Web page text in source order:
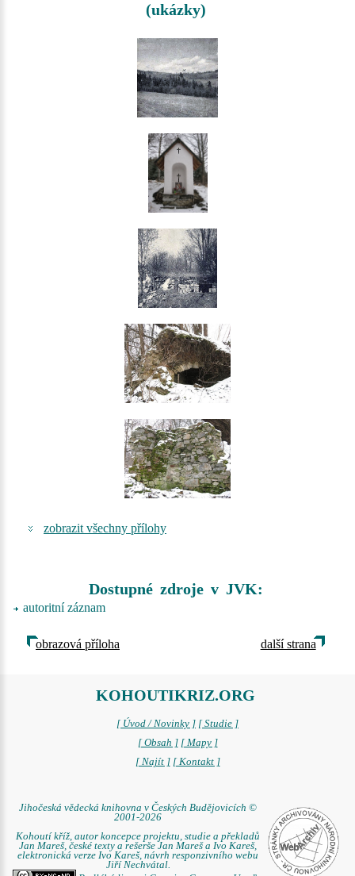
(ukázky)
zobrazit všechny přílohy
Dostupné zdroje v JVK:
autoritní záznam
obrazová příloha další strana
KOHOUTIKRIZ.ORG
[ Úvod / Novinky ] [ Studie ]
[ Obsah ] [ Mapy ]
[ Najít ] [ Kontakt ]
Jihočeská vědecká knihovna v Českých Budějovicích ©
2001-2026
Kohoutí kříž, autor koncepce projektu, studie a překladů
Jan Mareš, české texty a rešerše Jan Mareš a Ivo Kareš,
elektronická verze Ivo Kareš, návrh responzivního webu
Jiří Nechvátal.